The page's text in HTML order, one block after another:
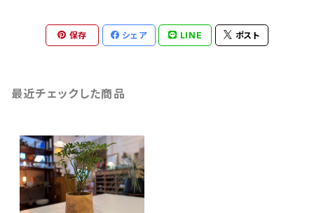
保存 シェア LINE ポスト
最近チェックした商品